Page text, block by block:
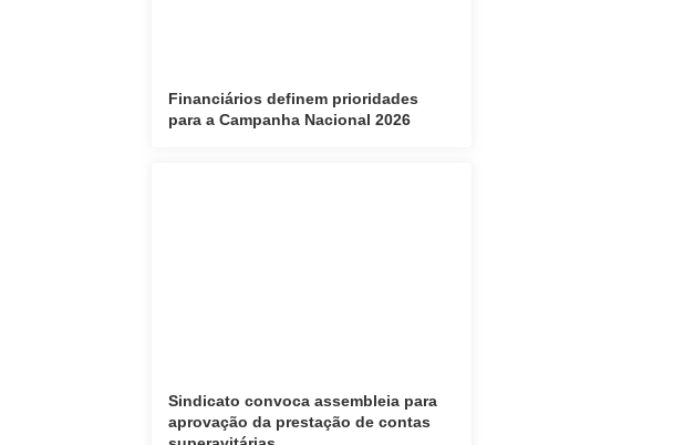
Financiários definem prioridades
para a Campanha Nacional 2026
Sindicato convoca assembleia para
aprovação da prestação de contas